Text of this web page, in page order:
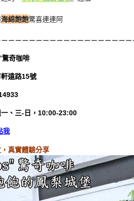
海綿飽飽驚喜連連阿
－－－－－－－－－－－－－－－－－－
奇咖啡
遠路15號
、三-日，10:00-23:00
我
真實體驗分享